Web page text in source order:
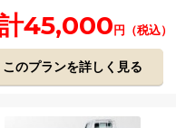
45,000 円（税込）
このプランを詳しく見る